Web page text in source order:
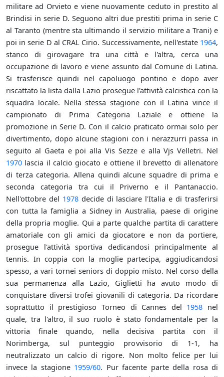
militare ad Orvieto e viene nuovamente ceduto in prestito al
Brindisi in serie D. Seguono altri due prestiti prima in serie C
al Taranto (mentre sta ultimando il servizio militare a Trani) e
poi in serie D al CRAL Cirio. Successivamente, nell'estate 1964,
stanco di girovagare tra una città e l'altra, cerca una
occupazione di lavoro e viene assunto dal Comune di Latina.
Si trasferisce quindi nel capoluogo pontino e dopo aver
riscattato la lista dalla Lazio prosegue l'attività calcistica con la
squadra locale. Nella stessa stagione con il Latina vince il
campionato di Prima Categoria Laziale e ottiene la
promozione in Serie D. Con il calcio praticato ormai solo per
divertimento, dopo alcune stagioni con i nerazzurri passa in
seguito al Gaeta e poi alla Vis Sezze e alla Vjs Velletri. Nel
1970 lascia il calcio giocato e ottiene il brevetto di allenatore
di terza categoria. Allena quindi alcune squadre di prima e
seconda categoria tra cui il Priverno e il Pantanaccio.
Nell'ottobre del 1978decide di lasciare l'Italia e di trasferirsi
con tutta la famiglia a Sidney in Australia, paese di origine
della propria moglie. Qui a parte qualche partita di carattere
amatoriale con gli amici da giocatore e non da portiere,
prosegue l'attività sportiva dedicandosi principalmente al
tennis. In coppia con la moglie partecipa, aggiudicandosi
spesso, a vari tornei seniors di doppio misto. Nel corso della
sua permanenza alla Lazio, Giglietti ha avuto modo di
conquistare diversi trofei giovanili di categoria. Da ricordare
soprattutto il prestigioso Torneo di Cannes del 1958 nel
quale, tra l'altro, il suo ruolo è stato fondamentale per la
vittoria finale quando, nella decisiva partita con il
Norimberga, sul punteggio provvisorio di 1-1, ha
neutralizzato un calcio di rigore. Non molto felice per lui
invece la stagione 1959/60. Pur facente parte della rosa di